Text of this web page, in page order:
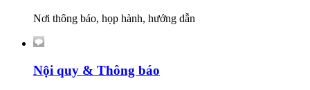
Nơi thông báo, họp hành, hướng dẫn
Nội quy & Thông báo